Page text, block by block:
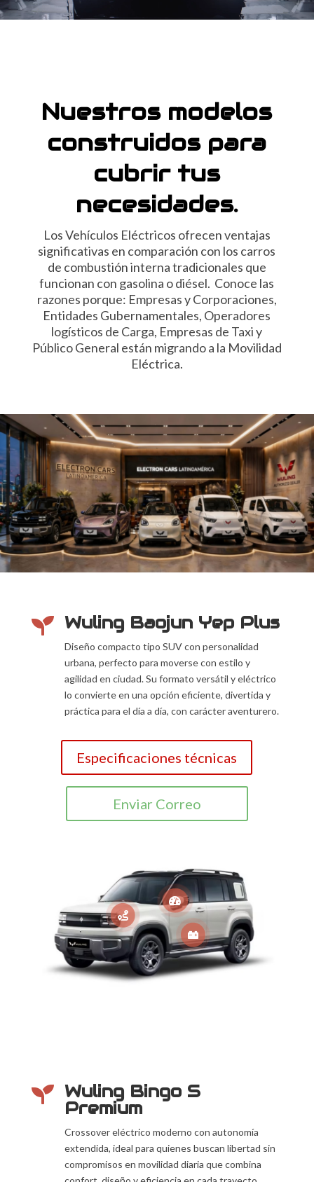
Nuestros modelos
construidos para
cubrir tus
necesidades.
Los Vehículos Eléctricos ofrecen ventajas
significativas en comparación con los carros
de combustión interna tradicionales que
funcionan con gasolina o diésel. Conoce las
razones porque: Empresas y Corporaciones,
Entidades Gubernamentales, Operadores
logísticos de Carga, Empresas de Taxi y
Público General están migrando a la Movilidad
Eléctrica.
 Wuling Baojun Yep Plus
Diseño compacto tipo SUV con personalidad
urbana, perfecto para moverse con estilo y
agilidad en ciudad. Su formato versátil y eléctrico
lo convierte en una opción eficiente, divertida y
práctica para el día a día, con carácter aventurero.
Especificaciones técnicas
Enviar Correo



 Wuling Bingo S
Premium
Crossover eléctrico moderno con autonomía
extendida, ideal para quienes buscan libertad sin
compromisos en movilidad diaria que combina